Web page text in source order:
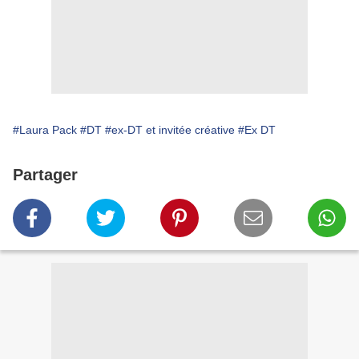
#Laura Pack #DT #ex-DT et invitée créative #Ex DT
Partager